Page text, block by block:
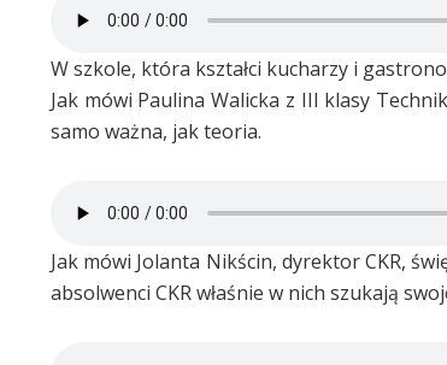
W szkole, która kształci kucharzy i
Jak mówi Paulina Walicka z III klasy
samo ważna, jak teoria.
Jak mówi Jolanta Nikścin, dyrektor CKR,
absolwenci CKR właśnie w nich szukają